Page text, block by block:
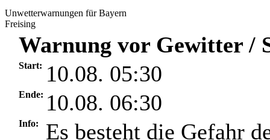
Unwetterwarnungen für Bayern
Freising
Warnung vor Gewitter /
Start: 10.08. 05:30
Ende: 10.08. 06:30
Info:
Es besteht die Gefahr